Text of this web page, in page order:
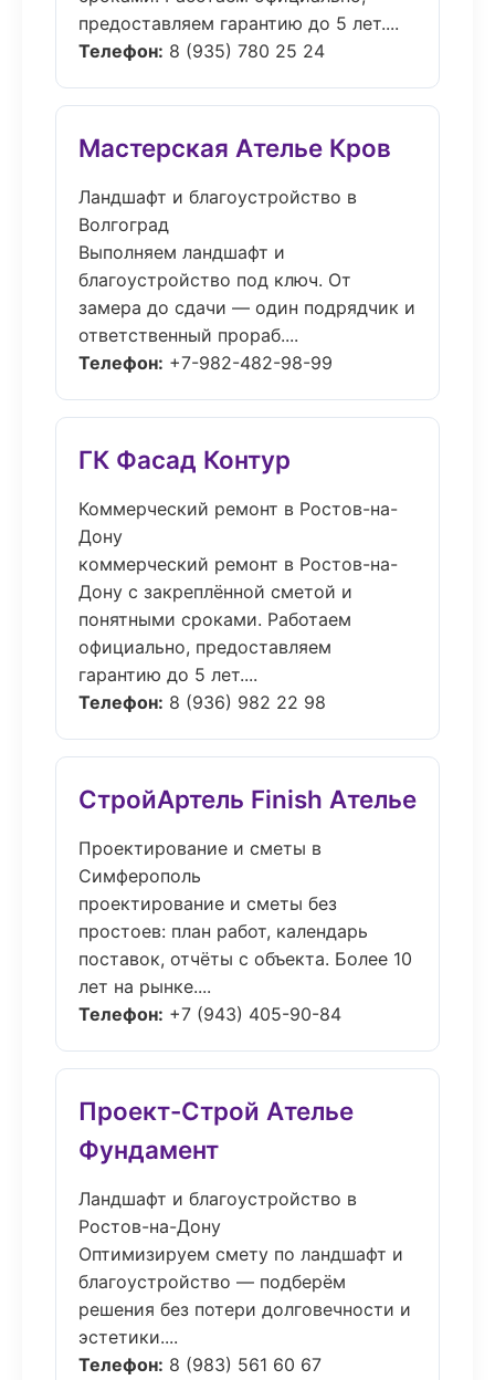
предоставляем гарантию до 5 лет....
Телефон: 8 (935) 780 25 24
Мастерская Ателье Кров
Ландшафт и благоустройство в
Волгоград
Выполняем ландшафт и
благоустройство под ключ. От
замера до сдачи — один подрядчик и
ответственный прораб....
Телефон: +7-982-482-98-99
ГК Фасад Контур
Коммерческий ремонт в Ростов-на-
Дону
коммерческий ремонт в Ростов-на-
Дону с закреплённой сметой и
понятными сроками. Работаем
официально, предоставляем
гарантию до 5 лет....
Телефон: 8 (936) 982 22 98
СтройАртель Finish Ателье
Проектирование и сметы в
Симферополь
проектирование и сметы без
простоев: план работ, календарь
поставок, отчёты с объекта. Более 10
лет на рынке....
Телефон: +7 (943) 405-90-84
Проект-Строй Ателье
Фундамент
Ландшафт и благоустройство в
Ростов-на-Дону
Оптимизируем смету по ландшафт и
благоустройство — подберём
решения без потери долговечности и
эстетики....
Телефон: 8 (983) 561 60 67